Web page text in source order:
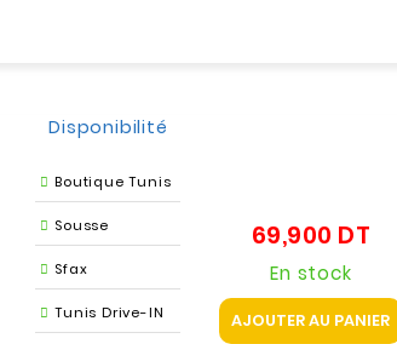
Disponibilité
Boutique Tunis
Sousse
Sfax
Tunis Drive-IN
69,900 DT
En stock
AJOUTER AU PANIER